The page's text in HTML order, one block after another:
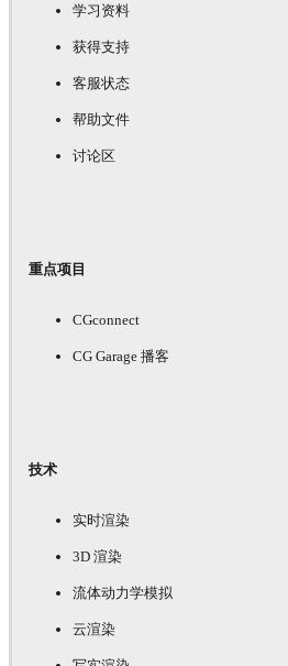
学习资料
获得支持
客服状态
帮助文件
讨论区
重点项目
CGconnect
CG Garage 播客
技术
实时渲染
3D 渲染
流体动力学模拟
云渲染